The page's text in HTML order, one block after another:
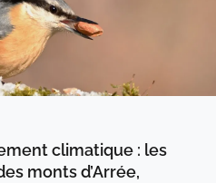
climatique : les
monts d’Arrée,